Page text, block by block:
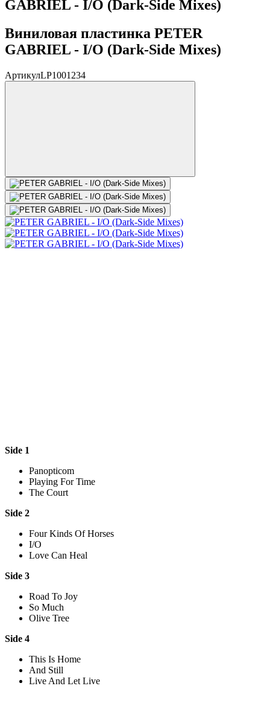
GABRIEL - I/O (Dark-Side Mixes)
Виниловая пластинка PETER
GABRIEL - I/O (Dark-Side Mixes)
АртикулLP1001234
Side 1
Panopticom
Playing For Time
The Court
Side 2
Four Kinds Of Horses
I/O
Love Can Heal
Side 3
Road To Joy
So Much
Olive Tree
Side 4
This Is Home
And Still
Live And Let Live